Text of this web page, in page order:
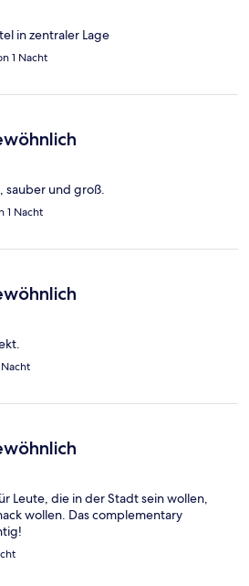
in zentraler Lage
1 Nacht
sauber und groß.
1 Nacht
Leute, die in der Stadt sein wollen,
wollen. Das complementary